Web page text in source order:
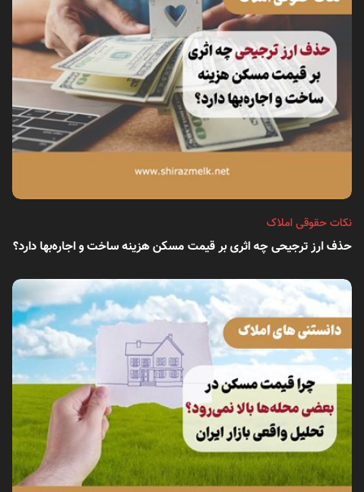
نکات حقوقی املاک
حذف ارز ترجیحی چه اثری بر قیمت مسکن هزینه ساخت و اجاره‌بها دارد؟